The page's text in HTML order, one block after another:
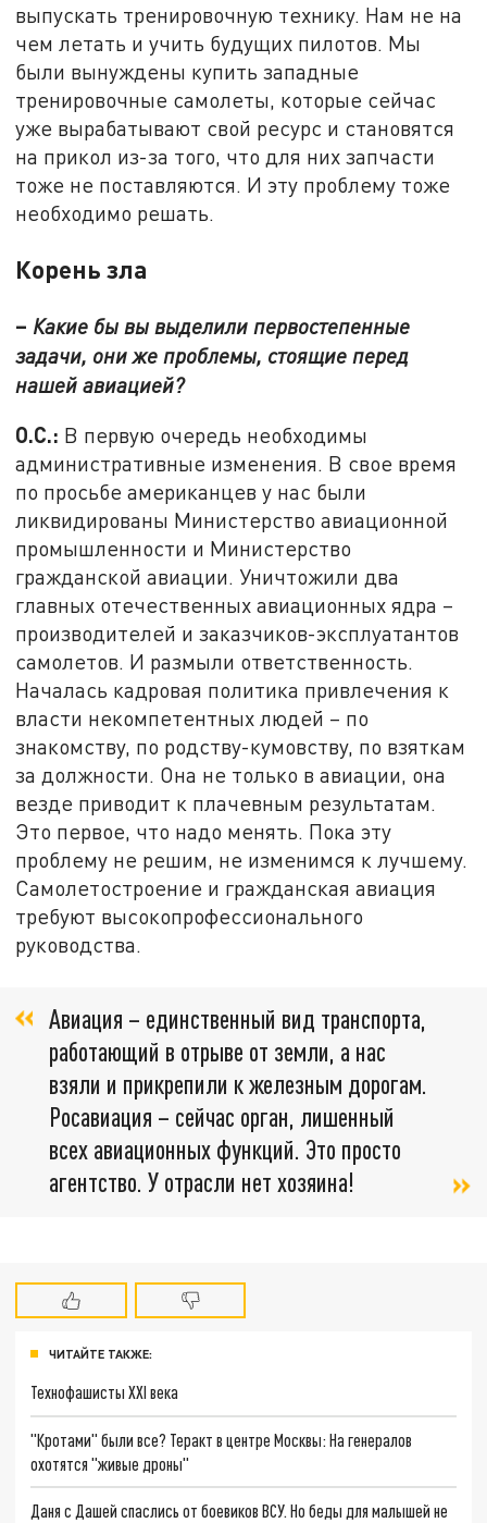
выпускать тренировочную технику. Нам не на
чем летать и учить будущих пилотов. Мы
были вынуждены купить западные
тренировочные самолеты, которые сейчас
уже вырабатывают свой ресурс и становятся
на прикол из-за того, что для них запчасти
тоже не поставляются. И эту проблему тоже
необходимо решать.
Корень зла
– Какие бы вы выделили первостепенные
задачи, они же проблемы, стоящие перед
нашей авиацией?
О.С.: В первую очередь необходимы
административные изменения. В свое время
по просьбе американцев у нас были
ликвидированы Министерство авиационной
промышленности и Министерство
гражданской авиации. Уничтожили два
главных отечественных авиационных ядра –
производителей и заказчиков-эксплуатантов
самолетов. И размыли ответственность.
Началась кадровая политика привлечения к
власти некомпетентных людей – по
знакомству, по родству-кумовству, по взяткам
за должности. Она не только в авиации, она
везде приводит к плачевным результатам.
Это первое, что надо менять. Пока эту
проблему не решим, не изменимся к лучшему.
Самолетостроение и гражданская авиация
требуют высокопрофессионального
руководства.
Авиация – единственный вид транспорта,
работающий в отрыве от земли, а нас
взяли и прикрепили к железным дорогам.
Росавиация – сейчас орган, лишенный
всех авиационных функций. Это просто
агентство. У отрасли нет хозяина!
ЧИТАЙТЕ ТАКЖЕ:
Технофашисты XXI века
"Кротами" были все? Теракт в центре Москвы: На генералов
охотятся "живые дроны"
Даня с Дашей спаслись от боевиков ВСУ. Но беды для малышей не